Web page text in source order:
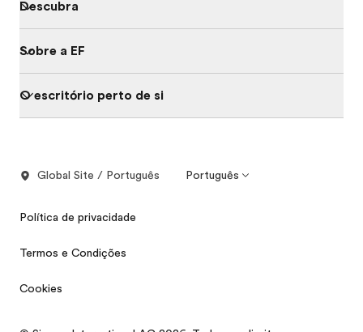
Descubra
Sobre a EF
O escritório perto de si
Global Site / Português Português
Política de privacidade
Termos e Condições
Cookies